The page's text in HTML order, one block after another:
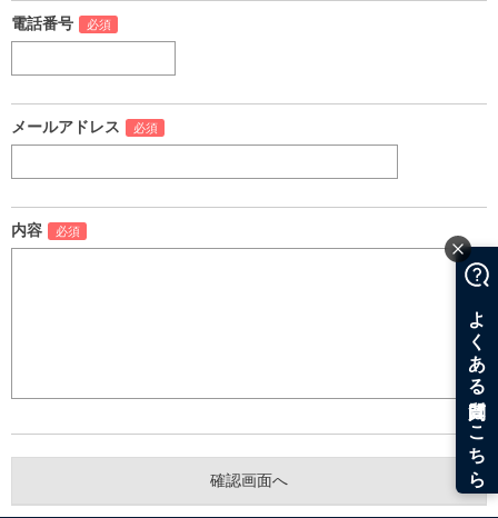
電話番号
メールアドレス
内容